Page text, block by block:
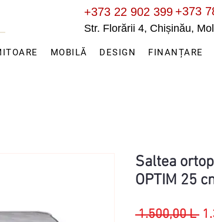
Str. Florării 4, Chișinău,
+373 22 902 399 +373
MOBILĂ DESIGN FINANȚARE
Saltea
OPTIM 25
1.500,00 L